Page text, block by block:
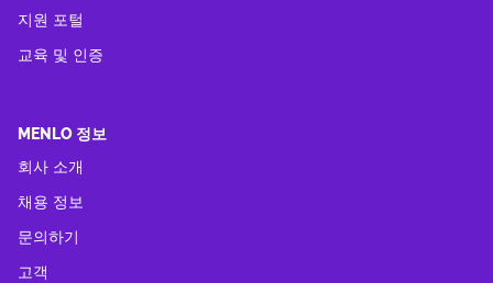
지원 포털
교육 및 인증
MENLO 정보
회사 소개
채용 정보
문의하기
고객